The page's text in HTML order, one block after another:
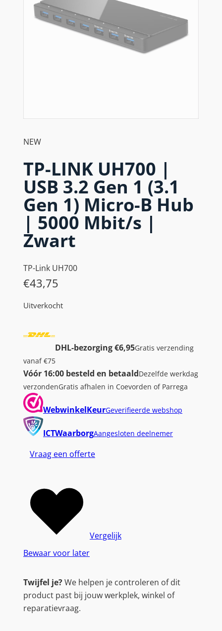
NEW
TP-LINK UH700 |
USB 3.2 Gen 1 (3.1
Gen 1) Micro-B Hub
| 5000 Mbit/s |
Zwart
TP-Link UH700
€43,75
Uitverkocht
DHL-bezorging €6,95Gratis verzending
vanaf €75
Vóór 16:00 besteld en betaaldDezelfde werkdag
verzondenGratis afhalen in Coevorden of Parrega
WebwinkelKeurGeverifieerde webshop
ICTWaarborgAangesloten deelnemer
Vraag een offerte
Bewaar voor later
Vergelijk
Twijfel je?We helpen je controleren of dit
product past bij jouw werkplek, winkel of
reparatievraag.